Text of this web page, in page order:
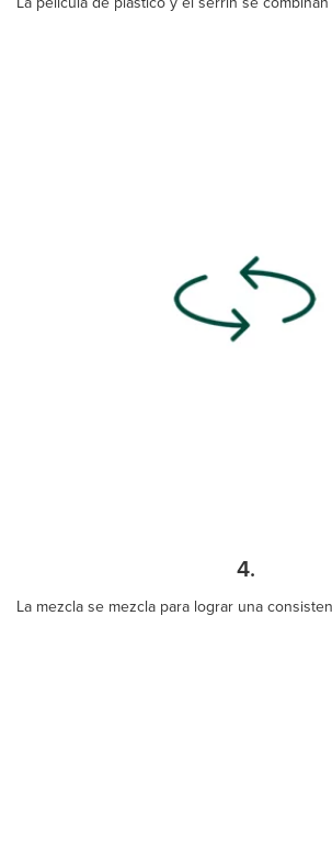
4.
La mezcla se mezcla para lograr una